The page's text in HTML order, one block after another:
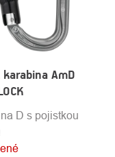
karabina AmD
D s pojistkou